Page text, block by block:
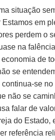
situação
em
perdem o
na
de
se
se no
não se
falar de
do Estado,
referência